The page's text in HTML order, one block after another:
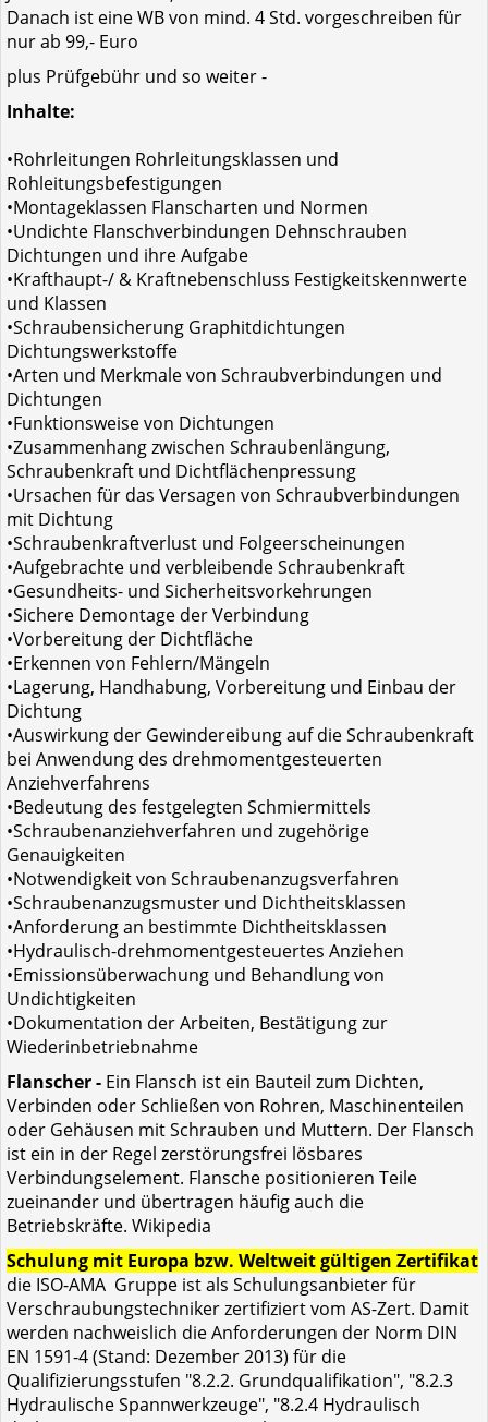
Danach ist eine WB von mind. 4 Std. vorgeschreiben für
nur ab 99,- Euro
plus Prüfgebühr und so weiter -
Inhalte:
•Rohrleitungen Rohrleitungsklassen und
Rohleitungsbefestigungen
•Montageklassen Flanscharten und Normen
•Undichte Flanschverbindungen Dehnschrauben
Dichtungen und ihre Aufgabe
•Krafthaupt-/ & Kraftnebenschluss Festigkeitskennwerte
und Klassen
•Schraubensicherung Graphitdichtungen
Dichtungswerkstoffe
•Arten und Merkmale von Schraubverbindungen und
Dichtungen
•Funktionsweise von Dichtungen
•Zusammenhang zwischen Schraubenlängung,
Schraubenkraft und Dichtflächenpressung
•Ursachen für das Versagen von Schraubverbindungen
mit Dichtung
•Schraubenkraftverlust und Folgeerscheinungen
•Aufgebrachte und verbleibende Schraubenkraft
•Gesundheits- und Sicherheitsvorkehrungen
•Sichere Demontage der Verbindung
•Vorbereitung der Dichtfläche
•Erkennen von Fehlern/Mängeln
•Lagerung, Handhabung, Vorbereitung und Einbau der
Dichtung
•Auswirkung der Gewindereibung auf die Schraubenkraft
bei Anwendung des drehmomentgesteuerten
Anziehverfahrens
•Bedeutung des festgelegten Schmiermittels
•Schraubenanziehverfahren und zugehörige
Genauigkeiten
•Notwendigkeit von Schraubenanzugsverfahren
•Schraubenanzugsmuster und Dichtheitsklassen
•Anforderung an bestimmte Dichtheitsklassen
•Hydraulisch-drehmomentgesteuertes Anziehen
•Emissionsüberwachung und Behandlung von
Undichtigkeiten
•Dokumentation der Arbeiten, Bestätigung zur
Wiederinbetriebnahme
Flanscher - Ein Flansch ist ein Bauteil zum Dichten,
Verbinden oder Schließen von Rohren, Maschinenteilen
oder Gehäusen mit Schrauben und Muttern. Der Flansch
ist ein in der Regel zerstörungsfrei lösbares
Verbindungselement. Flansche positionieren Teile
zueinander und übertragen häufig auch die
Betriebskräfte. Wikipedia
Schulung mit Europa bzw. Weltweit gültigen Zertifikat
die ISO-AMA Gruppe ist als Schulungsanbieter für
Verschraubungstechniker zertifiziert vom AS-Zert. Damit
werden nachweislich die Anforderungen der Norm DIN
EN 1591-4 (Stand: Dezember 2013) für die
Qualifizierungsstufen "8.2.2. Grundqualifikation", "8.2.3
Hydraulische Spannwerkzeuge", "8.2.4 Hydraulisch